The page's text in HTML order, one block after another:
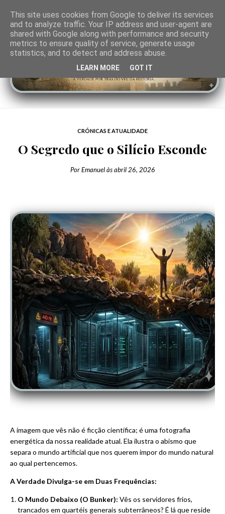
CRÓNICAS E ATUALIDADE
O Segredo que o Silício Esconde
Por Emanuel àsabril 26, 2026
A imagem que vês não é ficção científica; é uma fotografia
energética da nossa realidade atual. Ela ilustra o abismo que
separa o mundo artificial que nos querem impor do mundo natural
ao qual pertencemos.
A Verdade Divulga-se em Duas Frequências:
O Mundo Debaixo (O Bunker): Vês os servidores frios,
trancados em quartéis generais subterrâneos? É lá que reside
This site uses cookies from Google to deliver its services
and to analyze traffic. Your IP address and user-agent are
shared with Google along with performance and security
metrics to ensure quality of service, generate usage
statistics, and to detect and address abuse.
LEARN MORE GOT IT